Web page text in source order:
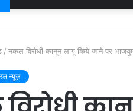
/ नकल विरोधी कानून लागू किये जाने पर
न्यूज़